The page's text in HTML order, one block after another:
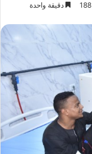
188 دقيقة واحدة